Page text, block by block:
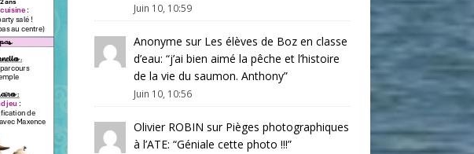
Juin 10, 10:59
Anonyme sur Les élèves de Boz en classe
d’eau: “j’ai bien aimé la pêche et l’histoire
de la vie du saumon. Anthony”
Juin 10, 10:56
Olivier ROBIN sur Pièges photographiques
à l’ATE: “Géniale cette photo !!!”